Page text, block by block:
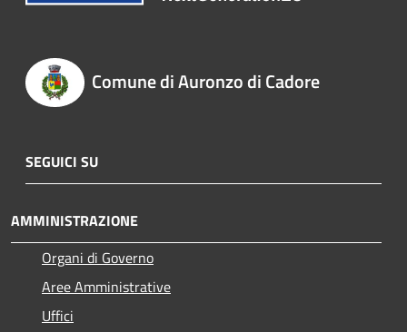
Comune di Auronzo di Cadore
SEGUICI SU
AMMINISTRAZIONE
Organi di Governo
Aree Amministrative
Uffici